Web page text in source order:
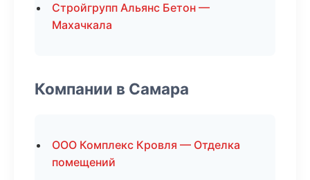
Стройгрупп Альянс Бетон —
Махачкала
Компании в Самара
ООО Комплекс Кровля — Отделка
помещений